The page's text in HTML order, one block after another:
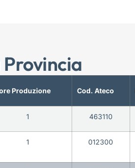
Produzione Cod. Ateco
1 463110
1 012300